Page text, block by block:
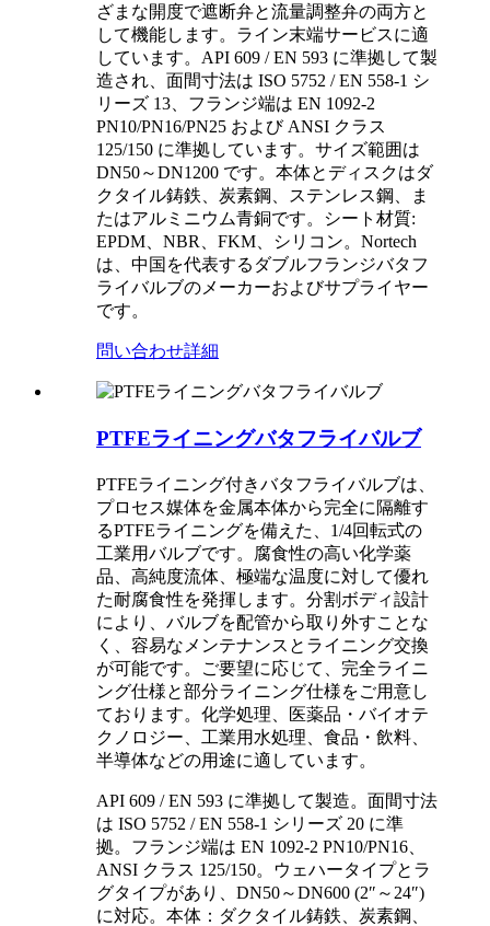
ざまな開度で遮断弁と流量調整弁の両方と
して機能します。ライン末端サービスに適
しています。API 609 / EN 593 に準拠して製
造され、面間寸法は ISO 5752 / EN 558-1 シ
リーズ 13、フランジ端は EN 1092-2
PN10/PN16/PN25 および ANSI クラス
125/150 に準拠しています。サイズ範囲は
DN50～DN1200 です。本体とディスクはダ
クタイル鋳鉄、炭素鋼、ステンレス鋼、ま
たはアルミニウム青銅です。シート材質:
EPDM、NBR、FKM、シリコン。Nortech
は、中国を代表するダブルフランジバタフ
ライバルブのメーカーおよびサプライヤー
です。
問い合わせ詳細
PTFEライニングバタフライバルブ
PTFEライニング付きバタフライバルブは、
プロセス媒体を金属本体から完全に隔離す
るPTFEライニングを備えた、1/4回転式の
工業用バルブです。腐食性の高い化学薬
品、高純度流体、極端な温度に対して優れ
た耐腐食性を発揮します。分割ボディ設計
により、バルブを配管から取り外すことな
く、容易なメンテナンスとライニング交換
が可能です。ご要望に応じて、完全ライニ
ング仕様と部分ライニング仕様をご用意し
ております。化学処理、医薬品・バイオテ
クノロジー、工業用水処理、食品・飲料、
半導体などの用途に適しています。
API 609 / EN 593 に準拠して製造。面間寸法
は ISO 5752 / EN 558-1 シリーズ 20 に準
拠。フランジ端は EN 1092-2 PN10/PN16、
ANSI クラス 125/150。ウェハータイプとラ
グタイプがあり、DN50～DN600 (2″～24″)
に対応。本体：ダクタイル鋳鉄、炭素鋼、